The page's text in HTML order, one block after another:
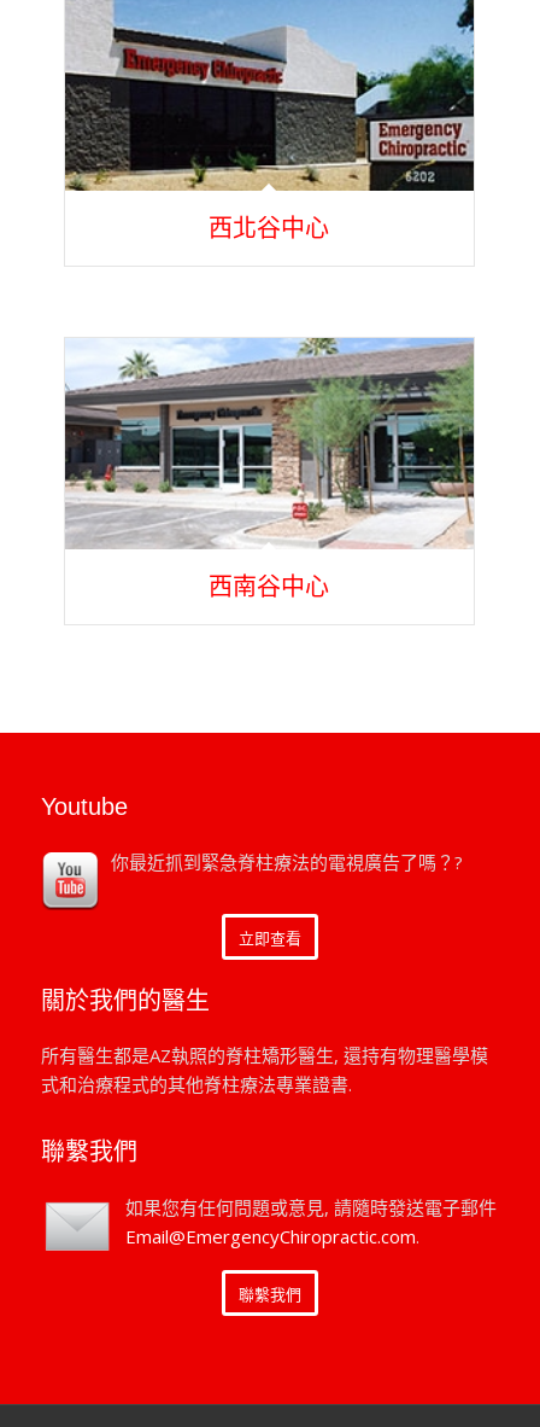
西北谷中心
西南谷中心
Youtube
你最近抓到緊急脊柱療法的電視廣告了嗎？?
立即查看
關於我們的醫生
所有醫生都是AZ執照的脊柱矯形醫生, 還持有物理醫學模
式和治療程式的其他脊柱療法專業證書.
聯繫我們
如果您有任何問題或意見, 請隨時發送電子郵件
Email@EmergencyChiropractic.com.
聯繫我們